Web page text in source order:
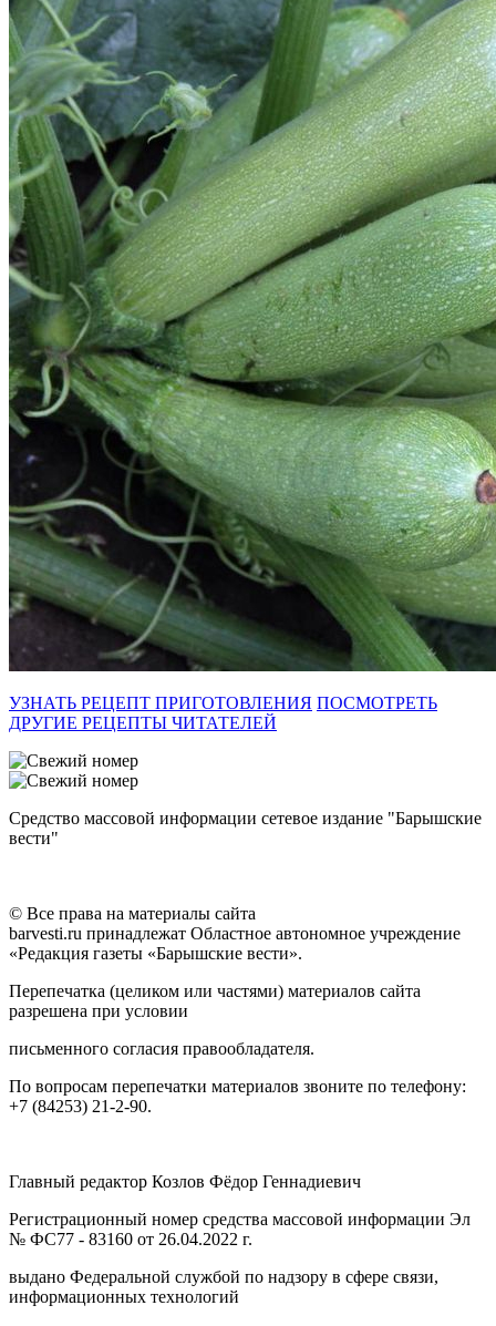
УЗНАТЬ РЕЦЕПТ ПРИГОТОВЛЕНИЯ ПОСМОТРЕТЬ
ДРУГИЕ РЕЦЕПТЫ ЧИТАТЕЛЕЙ
Средство массовой информации сетевое издание "Барышские
вести"
© Все права на материалы сайта
barvesti.ru принадлежат Областное автономное учреждение
«Редакция газеты «Барышские вести».
Перепечатка (целиком или частями) материалов сайта
разрешена при условии
письменного согласия правообладателя.
По вопросам перепечатки материалов звоните по телефону:
+7 (84253) 21-2-90.
Главный редактор Козлов Фёдор Геннадиевич
Регистрационный номер средства массовой информации Эл
№ ФС77 - 83160 от 26.04.2022 г.
выдано Федеральной службой по надзору в сфере связи,
информационных технологий